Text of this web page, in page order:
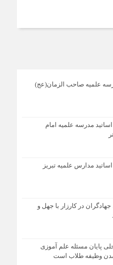
علمیه صاحب الزمان(عج)
مدرسه علمیه امام
مدارس علمیه تبریز
جهادگران در کارزار با جهل و
پایان مسئله علم آموزی
وظیفه طلاب است